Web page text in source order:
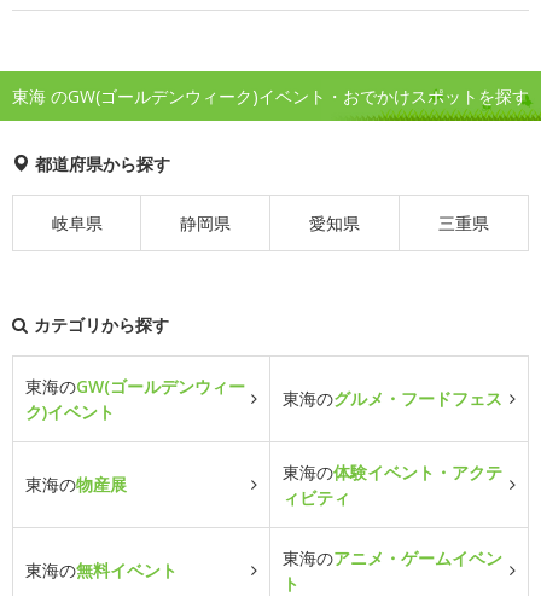
東海 のGW(ゴールデンウィーク)イベント・おでかけスポットを探す
都道府県から探す
岐阜県 静岡県 愛知県 三重県
カテゴリから探す
東海のGW(ゴールデンウィー
ク)イベント
東海のグルメ・フードフェス
東海の物産展
東海の体験イベント・アクテ
ィビティ
東海の無料イベント
東海のアニメ・ゲームイベン
ト